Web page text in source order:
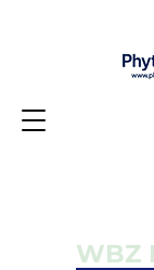
WBZ